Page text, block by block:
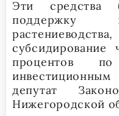
Эти средства
поддержку
субсидирование
процентов
депутат
Нижегородской